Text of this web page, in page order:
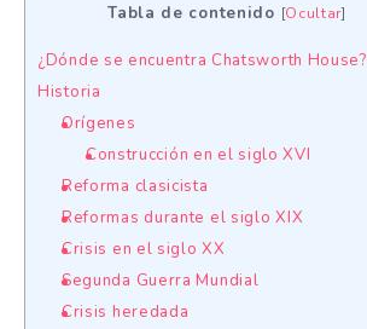
Tabla de contenido [Ocultar]
¿Dónde se encuentra Chatsworth House?
Historia
Orígenes
Construcción en el siglo XVI
Reforma clasicista
Reformas durante el siglo XIX
Crisis en el siglo XX
Segunda Guerra Mundial
Crisis heredada